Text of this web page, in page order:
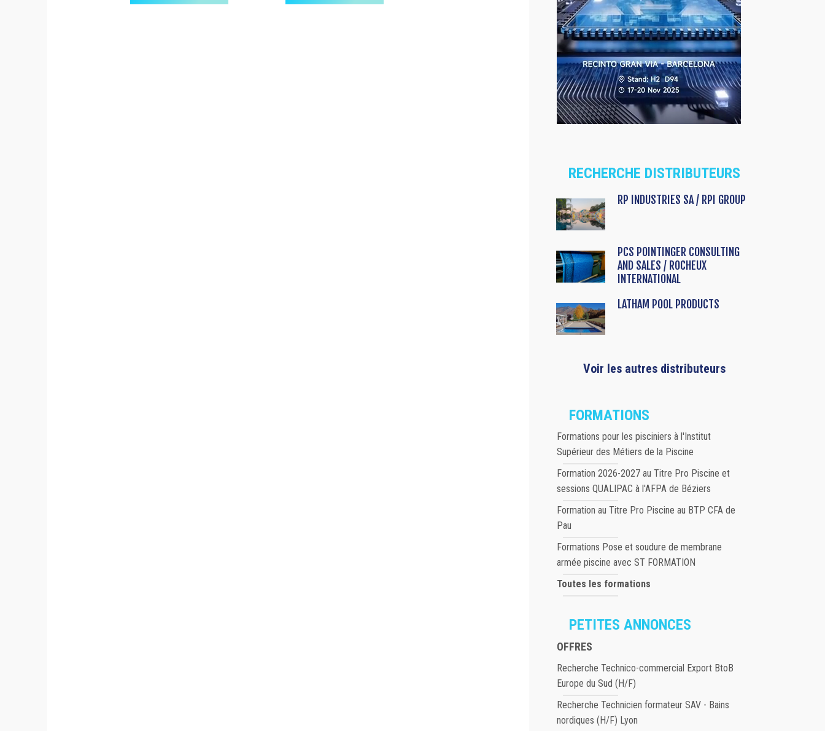
RECHERCHE DISTRIBUTEURS
RP INDUSTRIES SA / RPI GROUP
PCS POINTINGER CONSULTING
AND SALES / ROCHEUX
INTERNATIONAL
LATHAM POOL PRODUCTS
Voir les autres distributeurs
FORMATIONS
Formations pour les pisciniers à l'Institut
Supérieur des Métiers de la Piscine
Formation 2026-2027 au Titre Pro Piscine et
sessions QUALIPAC à l'AFPA de Béziers
Formation au Titre Pro Piscine au BTP CFA de
Pau
Formations Pose et soudure de membrane
armée piscine avec ST FORMATION
Toutes les formations
PETITES ANNONCES
OFFRES
Recherche Technico-commercial Export BtoB
Europe du Sud (H/F)
Recherche Technicien formateur SAV - Bains
nordiques (H/F) Lyon